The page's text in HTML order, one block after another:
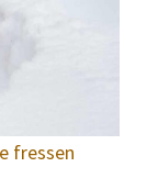
fressen